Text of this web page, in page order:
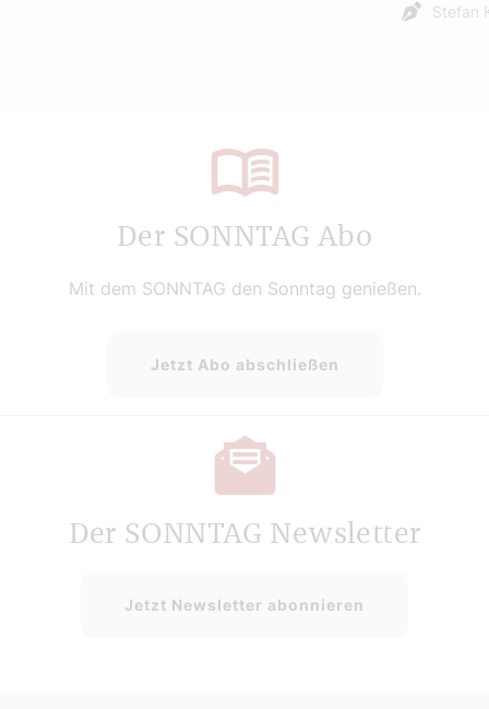
Stefan
Der SONNTAG Abo
Mit dem SONNTAG den Sonntag genießen.
Jetzt Abo abschließen
Der SONNTAG Newsletter
Jetzt Newsletter abonnieren